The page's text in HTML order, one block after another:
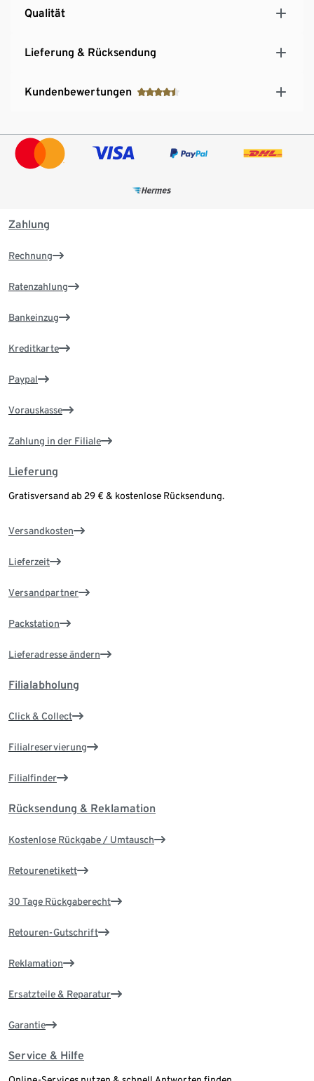
Qualität
Lieferung & Rücksendung
Kundenbewertungen
Zahlung
Rechnung
Ratenzahlung
Bankeinzug
Kreditkarte
Paypal
Vorauskasse
Zahlung in der Filiale
Lieferung
Gratisversand ab 29 € & kostenlose Rücksendung.
Versandkosten
Lieferzeit
Versandpartner
Packstation
Lieferadresse ändern
Filialabholung
Click & Collect
Filialreservierung
Filialfinder
Rücksendung & Reklamation
Kostenlose Rückgabe / Umtausch
Retourenetikett
30 Tage Rückgaberecht
Retouren-Gutschrift
Reklamation
Ersatzteile & Reparatur
Garantie
Service & Hilfe